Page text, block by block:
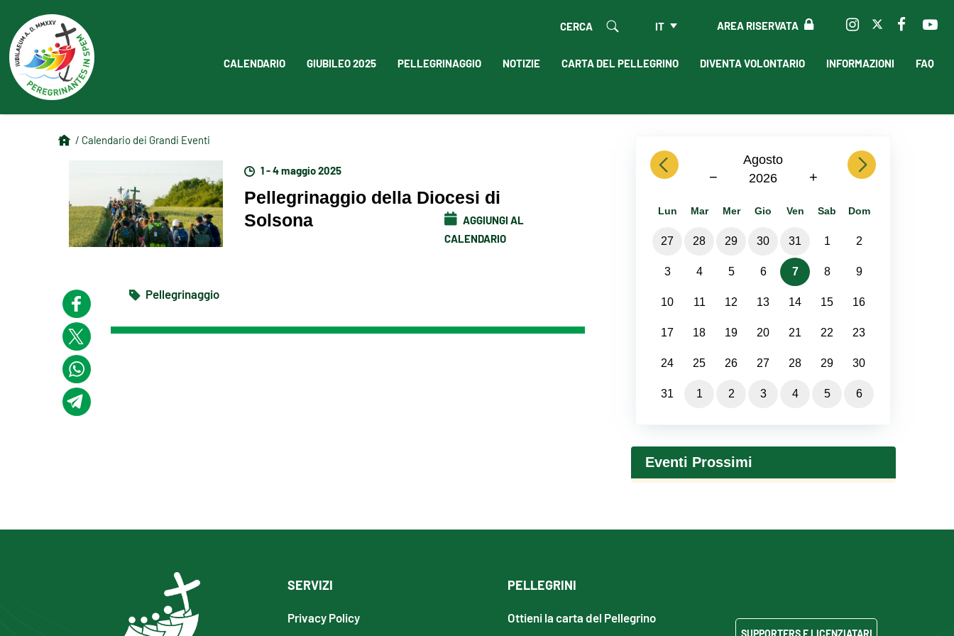
AREA RISERVATA
IT
CERCA
CALENDARIO GIUBILEO 2025 PELLEGRINAGGIO NOTIZIE CARTA DEL PELLEGRINO DIVENTA VOLONTARIO INFORMAZIONI FAQ
/ Calendario dei Grandi Eventi
1 - 4 maggio 2025
Pellegrinaggio della Diocesi di
Solsona
AGGIUNGI AL
CALENDARIO
Pellegrinaggio
previous
Agosto
2026
− +
next
Lun Mar Mer Gio Ven Sab Dom
27 28 29 30 31 1 2
3 4 5 6 7 8 9
10 11 12 13 14 15 16
17 18 19 20 21 22 23
24 25 26 27 28 29 30
31 1 2 3 4 5 6
Eventi Prossimi
SERVIZI
Privacy Policy
PELLEGRINI
Ottieni la carta del Pellegrino
SUPPORTERS E LICENZIATARI